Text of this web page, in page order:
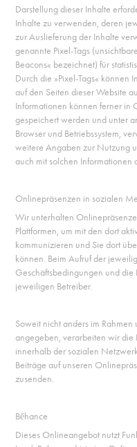
Darstellung dieser Inhalte
Inhalte zu verwenden, deren
zur Auslieferung der Inhalte
genannte Pixel-Tags
Beacons« bezeichnet) für
Durch die »Pixel-Tags« können
auf den Seiten dieser Website
Informationen können ferner in
gespeichert werden und unter
Browser und Betriebssystem,
weitere Angaben zur Nutzung
auch mit solchen
Onlinepräsenzen in sozialen
Wir unterhalten
Plattformen, um mit den dort
kommunizieren und Sie dort
können. Beim Aufruf der
Geschäftsbedingungen und
jeweiligen Betreiber.
Soweit nicht anders im
angegeben, verarbeiten wir die
innerhalb der sozialen
Beiträge auf unseren
zusenden.
Bēhance
Dieses Onlineangebot nutzt